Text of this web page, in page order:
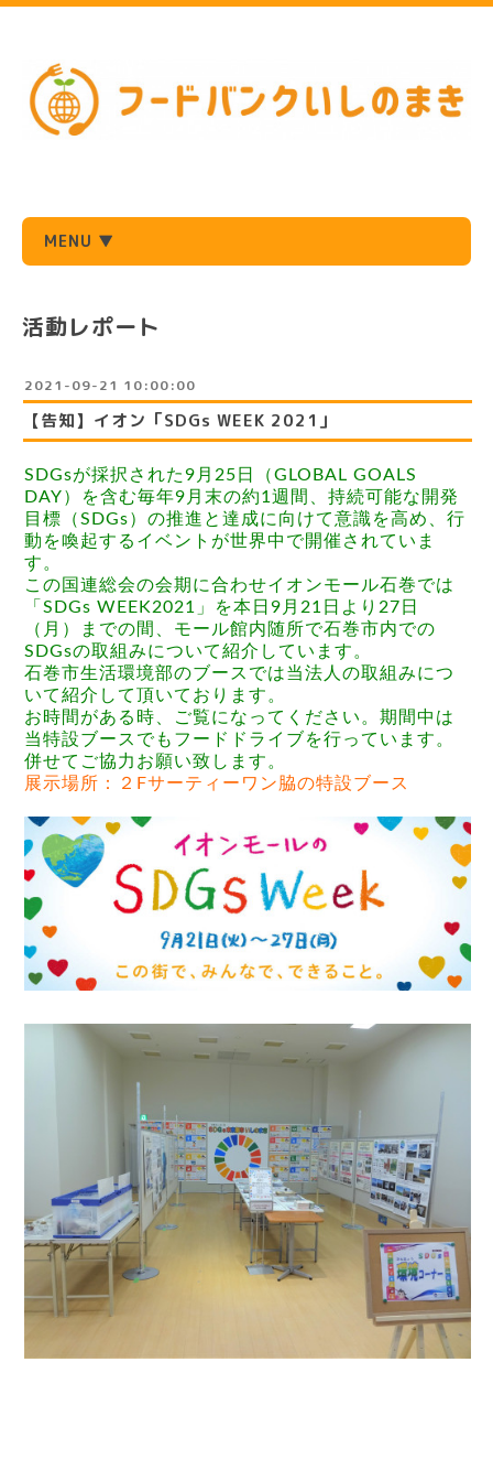
MENU ▼
活動レポート
2021-09-21 10:00:00
【告知】イオン「SDGs WEEK 2021」
SDGsが採択された9月25日（GLOBAL GOALS
DAY）を含む毎年9月末の約1週間、持続可能な開発
目標（SDGs）の推進と達成に向けて意識を高め、行
動を喚起するイベントが世界中で開催されていま
す。
この国連総会の会期に合わせイオンモール石巻では
「SDGs WEEK2021」を本日9月21日より27日
（月）までの間、モール館内随所で石巻市内での
SDGsの取組みについて紹介しています。
石巻市生活環境部のブースでは当法人の取組みにつ
いて紹介して頂いております。
お時間がある時、ご覧になってください。期間中は
当特設ブースでもフードドライブを行っています。
併せてご協力お願い致します。
展示場所：２Fサーティーワン脇の特設ブース